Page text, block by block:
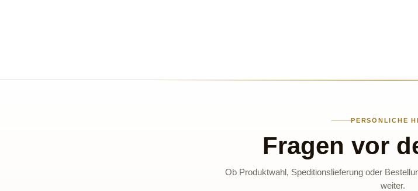
PERSÖNLICHE
Fragen vor
Ob Produktwahl, Speditionslieferung oder
weiter.